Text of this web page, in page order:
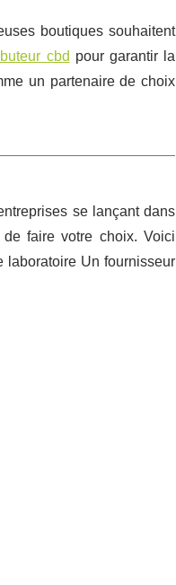
boutiques souhaitent
cbd pour garantir la
un partenaire de choix
se lançant dans
faire votre choix. Voici
laboratoire Un fournisseur